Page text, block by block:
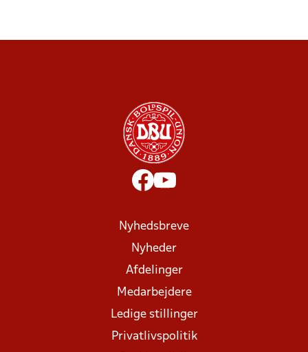
Nyhedsbreve
Nyheder
Afdelinger
Medarbejdere
Ledige stillinger
Privatlivspolitik